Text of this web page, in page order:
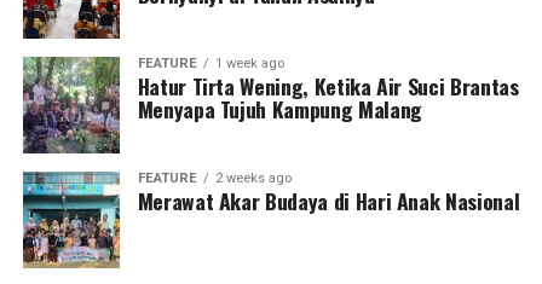
FEATURE 1 week ago
Hatur Tirta Wening, Ketika Air Suci Brantas
Menyapa Tujuh Kampung Malang
FEATURE 2 weeks ago
Merawat Akar Budaya di Hari Anak Nasional